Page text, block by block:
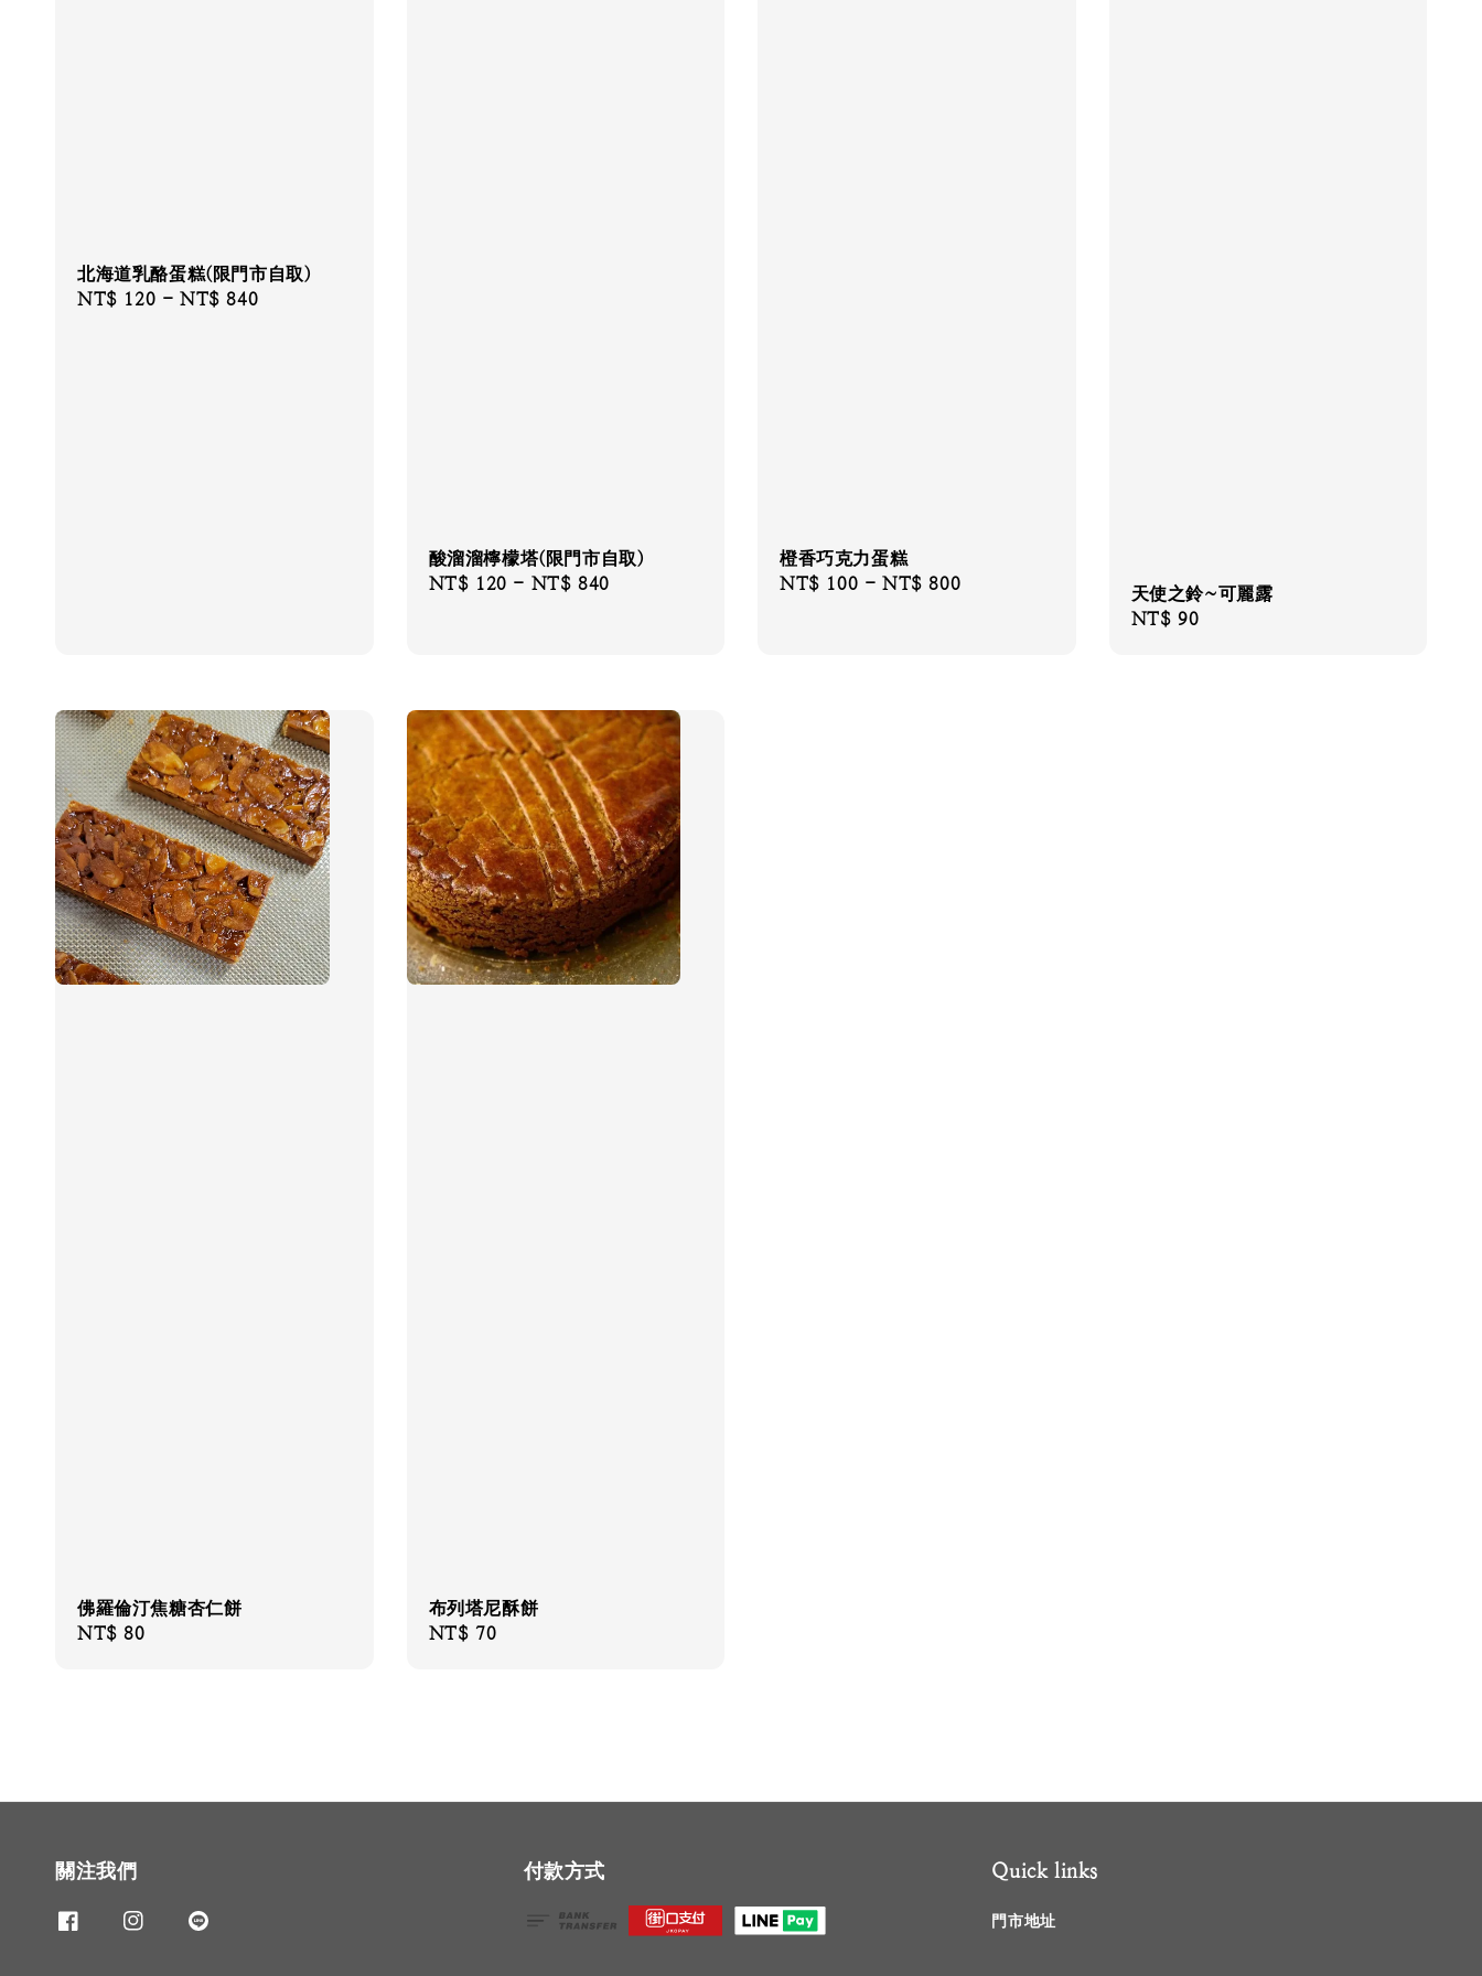
北海道乳酪蛋糕(限門市自取)
Regular
NT$ 120 -NT$ 840
酸溜溜檸檬塔(限門市自取)
Regular
NT$ 120 - NT$ 840
橙香巧克力蛋糕
Regular
NT$ 100 -NT$ 800
天使之鈴~可麗露
Regular
NT$ 90
佛羅倫汀焦糖杏仁餅
Regular
NT$ 80
布列塔尼酥餅
Regular
NT$ 70
關注我們 付款方式 Quick links
門市地址